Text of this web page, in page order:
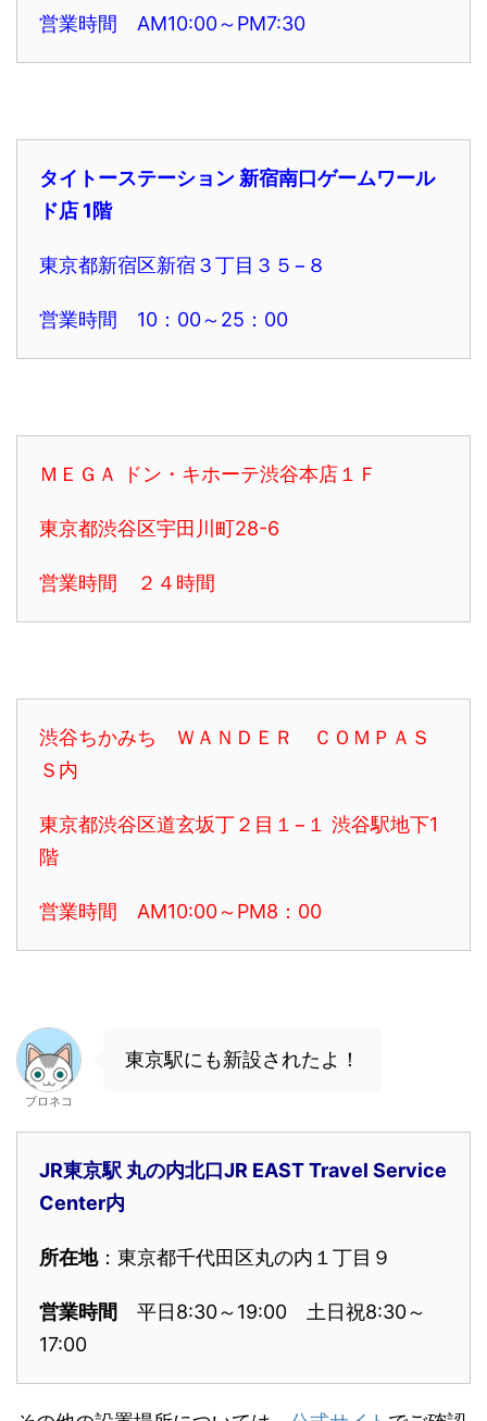
営業時間 AM10:00～PM7:30
タイトーステーション 新宿南口ゲームワール
ド店 1階
東京都新宿区新宿３丁目３５−８
営業時間 10：00～25：00
ＭＥＧＡ ドン・キホーテ渋谷本店１Ｆ
東京都渋谷区宇田川町28-6
営業時間 ２４時間
渋谷ちかみち ＷＡＮＤＥＲ ＣＯＭＰＡＳ
Ｓ内
東京都渋谷区道玄坂丁２目１−１ 渋谷駅地下1
階
営業時間 AM10:00～PM8：00
ブロネコ
東京駅にも新設されたよ！
JR東京駅 丸の内北口JR EAST Travel Service
Center内
所在地：東京都千代田区丸の内１丁目９
営業時間 平日8:30～19:00 土日祝8:30～
17:00